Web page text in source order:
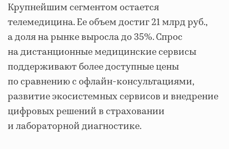
Крупнейшим сегментом остается
телемедицина. Ее объем достиг 21 млрд руб.,
а доля на рынке выросла до 35%. Спрос
на дистанционные медицинские сервисы
поддерживают более доступные цены
по сравнению с офлайн-консультациями,
развитие экосистемных сервисов и внедрение
цифровых решений в страховании
и лабораторной диагностике.